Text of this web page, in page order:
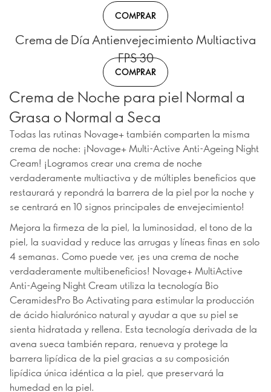
COMPRAR
Crema de Día Antienvejecimiento Multiactiva
FPS 30
COMPRAR
Crema de Noche para piel Normal a
Grasa o Normal a Seca
Todas las rutinas Novage+ también comparten la misma
crema de noche: ¡Novage+ Multi-Active Anti-Ageing Night
Cream! ¡Logramos crear una crema de noche
verdaderamente multiactiva y de múltiples beneficios que
restaurará y repondrá la barrera de la piel por la noche y
se centrará en 10 signos principales de envejecimiento!
Mejora la firmeza de la piel, la luminosidad, el tono de la
piel, la suavidad y reduce las arrugas y líneas finas en solo
4 semanas. Como puede ver, ¡es una crema de noche
verdaderamente multibeneficios! Novage+ MultiActive
Anti-Ageing Night Cream utiliza la tecnología Bio
CeramidesPro Bo Activating para estimular la producción
de ácido hialurónico natural y ayudar a que su piel se
sienta hidratada y rellena. Esta tecnología derivada de la
avena sueca también repara, renueva y protege la
barrera lipídica de la piel gracias a su composición
lipídica única idéntica a la piel, que preservará la
humedad en la piel.